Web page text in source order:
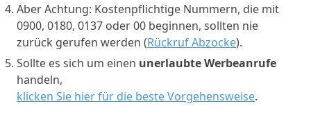
Aber Achtung: Kostenpflichtige Nummern, die mit
0900, 0180, 0137 oder 00 beginnen, sollten nie
zurück gerufen werden (Rückruf Abzocke).
Sollte es sich um einen unerlaubte Werbeanrufe
handeln,
klicken Sie hier für die beste Vorgehensweise.